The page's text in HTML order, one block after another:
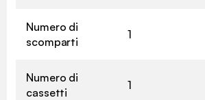
Numero di
scomparti
1
Numero di
cassetti
1